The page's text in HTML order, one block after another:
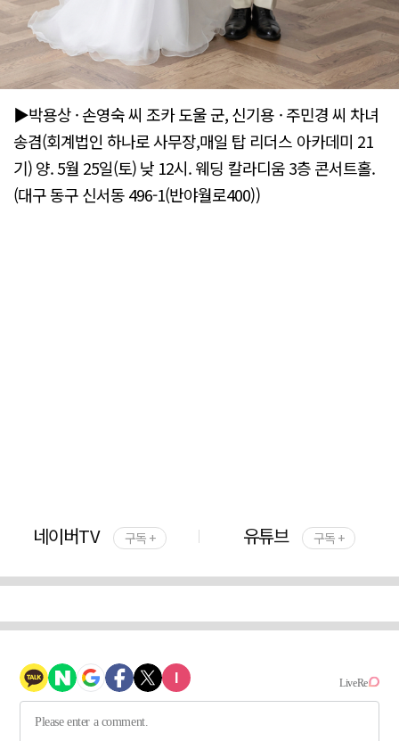
▶박용상 · 손영숙 씨 조카 도울 군, 신기용 · 주민경 씨 차녀
송겸(회계법인 하나로 사무장,매일 탑 리더스 아카데미 21
기) 양. 5월 25일(토) 낮 12시. 웨딩 칼라디움 3층 콘서트홀.
(대구 동구 신서동 496-1(반야월로400))
네이버TV 구독 + 유튜브 구독 +